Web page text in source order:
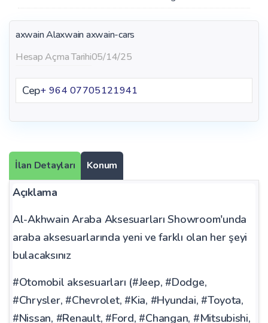
axwain Alaxwainaxwain-cars
Hesap Açma Tarihi05/14/25
Cep+ 964 07705121941
İlan Detayları Konum
Açıklama
Al-Akhwain Araba Aksesuarları Showroom'unda
araba aksesuarlarında yeni ve farklı olan her şeyi
bulacaksınız
#Otomobil aksesuarları (#Jeep, #Dodge,
#Chrysler, #Chevrolet, #Kia, #Hyundai, #Toyota,
#Nissan, #Renault, #Ford, #Changan, #Mitsubishi,